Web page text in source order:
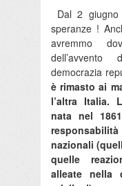
Dal 2
speranze !
avremmo
democrazia
è rimasto ai
l’altra Italia.
nata nel
nazionali
quelle
alleate nella